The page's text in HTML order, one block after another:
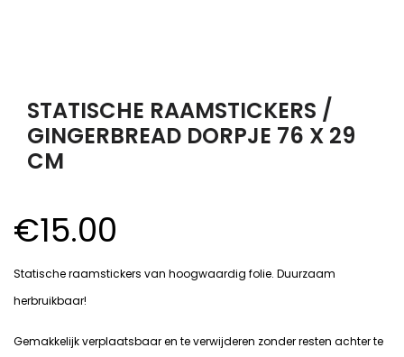
STATISCHE RAAMSTICKERS /
GINGERBREAD DORPJE 76 X 29
CM
€15.00
Statische raamstickers van hoogwaardig folie. Duurzaam
herbruikbaar!
Gemakkelijk verplaatsbaar en te verwijderen zonder resten achter te